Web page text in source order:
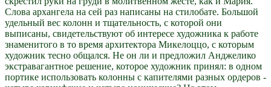
Слова архангела на сей раз написаны на стилобате. Большой
удельный вес колонн и тщательность, с которой они
выписаны, свидетельствуют об интересе художника к работе
знаменитого в то время архитектора Микелоццо, с которым
художник тесно общался. Не он ли и предложил Анджелико
экстравагантное решение, которое художник принял: в одном
портике использовать колонны с капителями разных ордеров -